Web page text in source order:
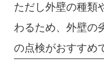
ただし外壁の種類
わるため、外壁の
の点検がおすすめ